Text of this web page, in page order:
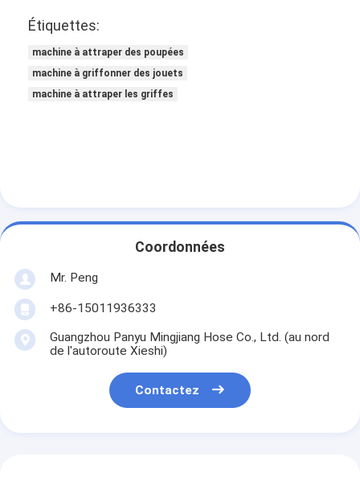
Étiquettes:
machine à attraper des poupées
machine à griffonner des jouets
machine à attraper les griffes
Coordonnées
Mr. Peng
+86-15011936333
Guangzhou Panyu Mingjiang Hose Co., Ltd. (au nord
de l'autoroute Xieshi)
Contactez